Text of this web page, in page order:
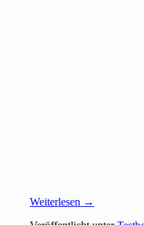
Weiterlesen →